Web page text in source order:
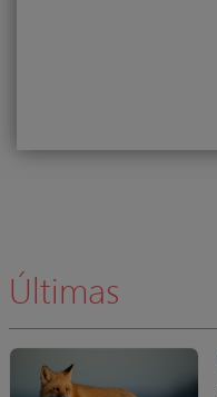
Últimas